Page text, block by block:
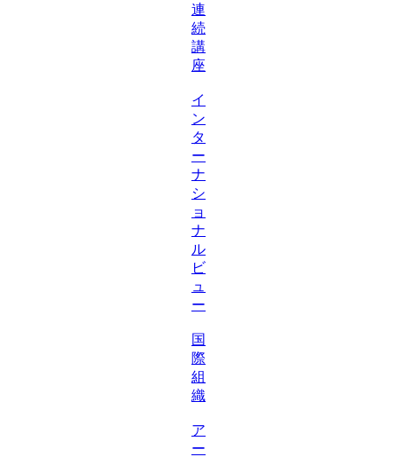
連
続
講
座
イ
ン
タ
ー
ナ
シ
ョ
ナ
ル
ビ
ュ
ー
国
際
組
織
ア
ー